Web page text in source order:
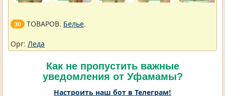
30 ТОВАРОВ. Белье.
Орг: Леда
Как не пропустить важные
уведомления от Уфамамы?
Настроить наш бот в Телеграм!